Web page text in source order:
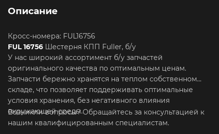
Описание
Кросс-номера: FUL16756
FUL 16756 Шестерня КПП Fuller, б/у
У нас широкий ассортимент б/у запчастей
оригинального качества по оптимальным ценам.
Запчасти бережно хранятся на теплом собственном
складе, что позволяет поддерживать оптимальные
условия хранения, без негативного влияния
окружающей среды.
Возникли вопросы? Обращайтесь за консультацией к
нашим квалифицированным специалистам.